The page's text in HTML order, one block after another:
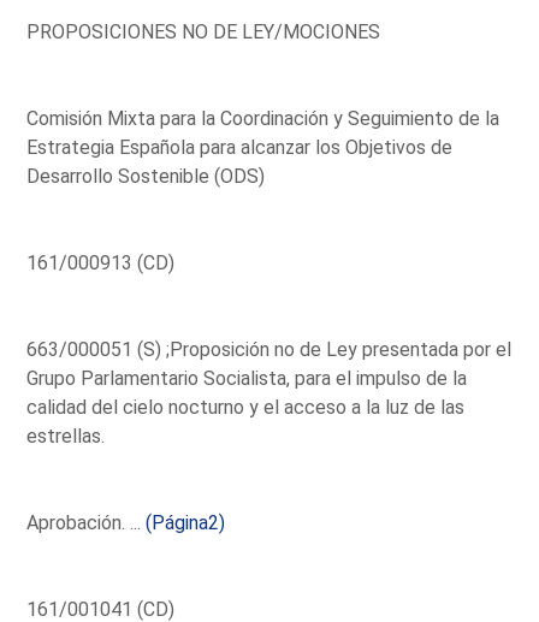
PROPOSICIONES NO DE LEY/MOCIONES
Comisión Mixta para la Coordinación y Seguimiento de la
Estrategia Española para alcanzar los Objetivos de
Desarrollo Sostenible (ODS)
161/000913 (CD)
663/000051 (S) ;Proposición no de Ley presentada por el
Grupo Parlamentario Socialista, para el impulso de la
calidad del cielo nocturno y el acceso a la luz de las
estrellas.
Aprobación. ...(Página2)
161/001041 (CD)